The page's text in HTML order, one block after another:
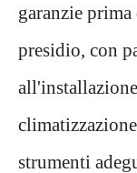
garanzie
presidio, con
strumenti